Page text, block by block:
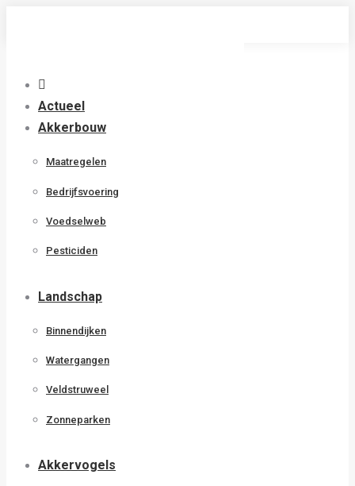
Actueel
Akkerbouw
Maatregelen
Bedrijfsvoering
Voedselweb
Pesticiden
Landschap
Binnendijken
Watergangen
Veldstruweel
Zonneparken
Akkervogels